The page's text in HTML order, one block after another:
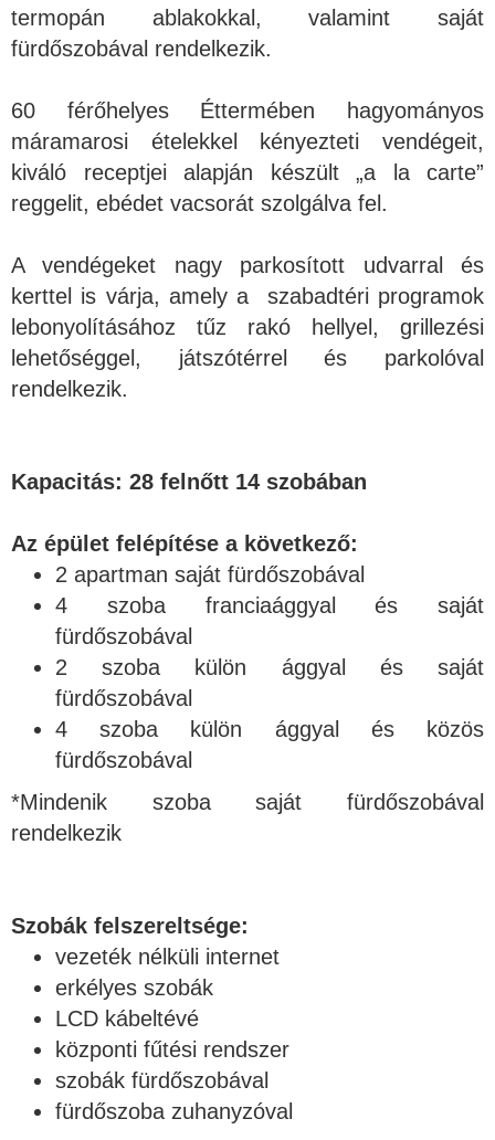
termopán ablakokkal, valamint saját
fürdőszobával rendelkezik.
60 férőhelyes Éttermében hagyományos
máramarosi ételekkel kényezteti vendégeit,
kiváló receptjei alapján készült „a la carte”
reggelit, ebédet vacsorát szolgálva fel.
A vendégeket nagy parkosított udvarral és
kerttel is várja, amely a szabadtéri programok
lebonyolításához tűz rakó hellyel, grillezési
lehetőséggel, játszótérrel és parkolóval
rendelkezik.
Kapacitás: 28 felnőtt 14 szobában
Az épület felépítése a következő:
2 apartman saját fürdőszobával
4 szoba franciaággyal és saját
fürdőszobával
2 szoba külön ággyal és saját
fürdőszobával
4 szoba külön ággyal és közös
fürdőszobával
*Mindenik szoba saját fürdőszobával
rendelkezik
Szobák felszereltsége:
vezeték nélküli internet
erkélyes szobák
LCD kábeltévé
központi fűtési rendszer
szobák fürdőszobával
fürdőszoba zuhanyzóval